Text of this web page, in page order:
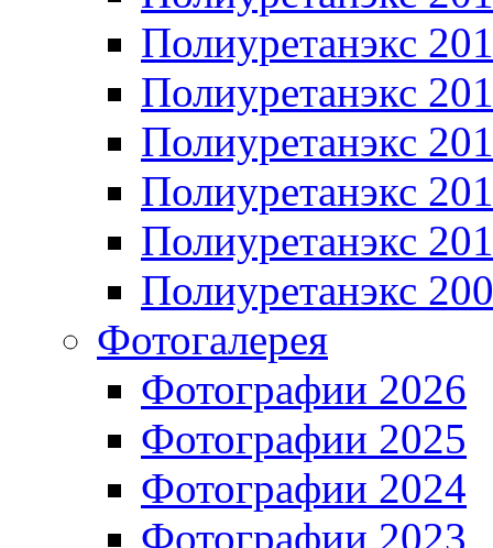
Полиуретанэкс
Полиуретанэкс
Полиуретанэкс
Полиуретанэкс
Полиуретанэкс
Полиуретанэкс
Фотогалерея
Фотографии 2026
Фотографии 2025
Фотографии 2024
Фотографии 2023